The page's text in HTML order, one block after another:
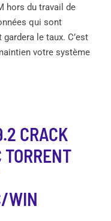
hors du travail de
qui sont
le taux. C’est
votre système
CRACK
WIN